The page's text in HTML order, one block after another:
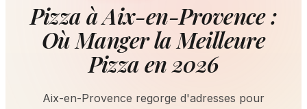
Pizza à Aix-en-Provence :
Où Manger la Meilleure
Pizza en 2026
Aix-en-Provence regorge d'adresses pour